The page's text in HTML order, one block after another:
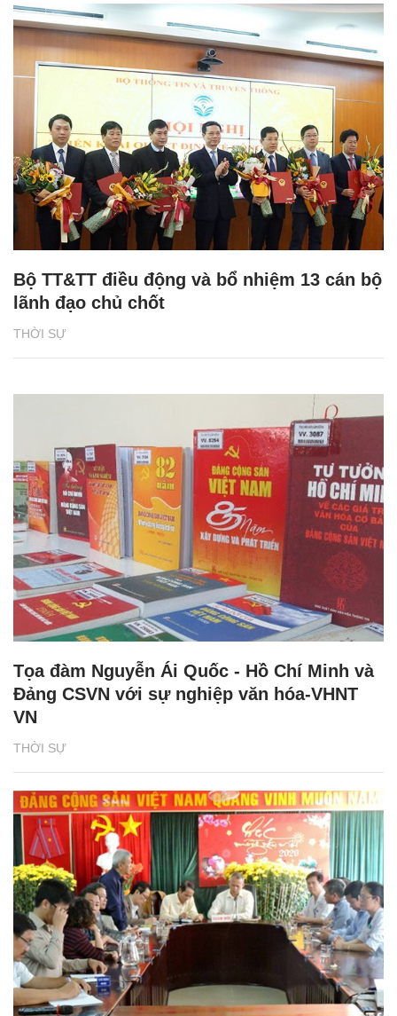
THỜI SỰ
Bộ TT&TT điều động và bổ nhiệm 13 cán bộ
lãnh đạo chủ chốt
THỜI SỰ
Tọa đàm Nguyễn Ái Quốc - Hồ Chí Minh và
Đảng CSVN với sự nghiệp văn hóa-VHNT
VN